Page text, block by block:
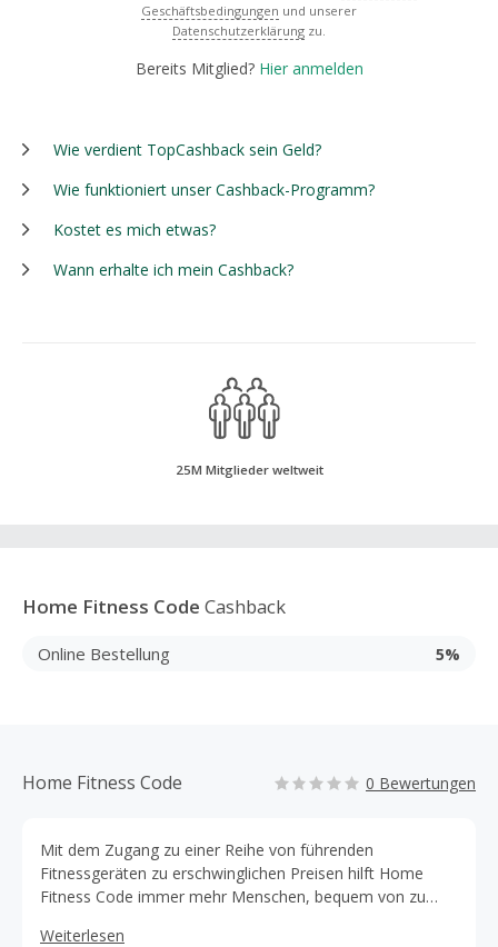
Geschäftsbedingungen und unserer
Datenschutzerklärung zu.
Bereits Mitglied? Hier anmelden
Wie verdient TopCashback sein Geld?
Wie funktioniert unser Cashback-Programm?
Kostet es mich etwas?
Wann erhalte ich mein Cashback?
25M Mitglieder weltweit
Home Fitness Code Cashback
Online Bestellung 5%
Home Fitness Code 0 Bewertungen
Mit dem Zugang zu einer Reihe von führenden
Fitnessgeräten zu erschwinglichen Preisen hilft Home
Fitness Code immer mehr Menschen, bequem von zu
Weiterlesen